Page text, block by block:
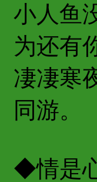
小人鱼
为还有
凄凄寒
同游。
◆情是